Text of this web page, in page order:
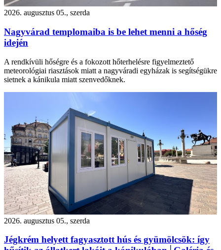
2026. augusztus 05., szerda
Nagyvárad templomaiba is be lehet menni a hőség
idején
A rendkívüli hőségre és a fokozott hőterhelésre figyelmeztető
meteorológiai riasztások miatt a nagyváradi egyházak is segítségükre
sietnek a kánikula miatt szenvedőknek.
2026. augusztus 05., szerda
Jégkrém helyett fagyasztott hús és gyümölcsök: így